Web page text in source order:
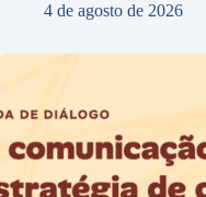
4 de agosto de 2026